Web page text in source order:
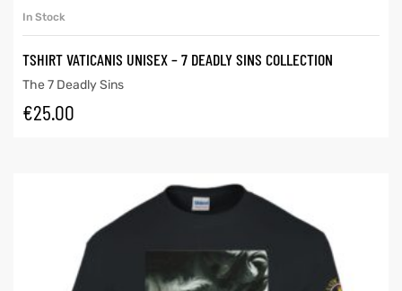
In Stock
TSHIRT VATICANIS UNISEX – 7 DEADLY SINS COLLECTION
The 7 Deadly Sins
€25.00